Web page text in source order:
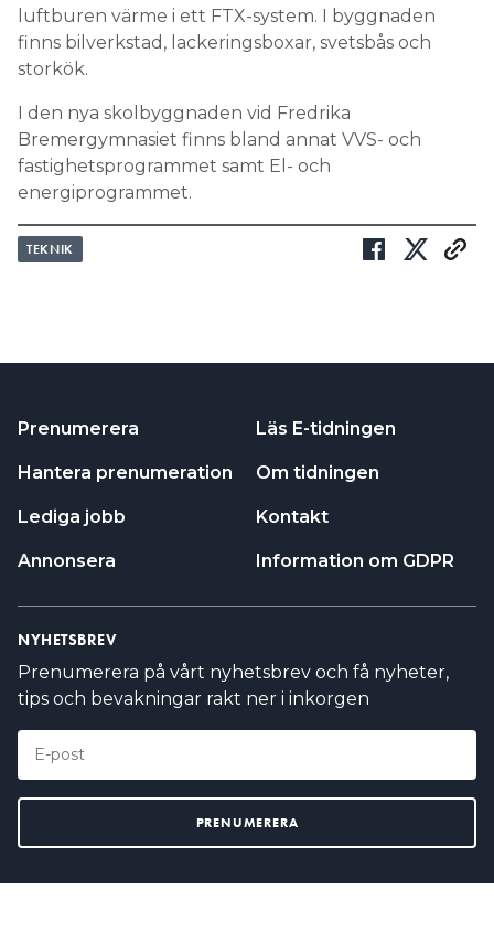
luftburen värme i ett FTX-system. I byggnaden
finns bilverkstad, lackeringsboxar, svetsbås och
storkök.
I den nya skolbyggnaden vid Fredrika
Bremergymnasiet finns bland annat VVS- och
fastighetsprogrammet samt El- och
energiprogrammet.
TEKNIK
Prenumerera
Hantera prenumeration
Lediga jobb
Annonsera
Läs E-tidningen
Om tidningen
Kontakt
Information om GDPR
NYHETSBREV
Prenumerera på vårt nyhetsbrev och få nyheter,
tips och bevakningar rakt ner i inkorgen